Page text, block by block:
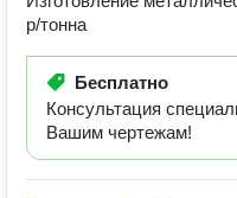
р/тонна
Бесплатно
Консультация
Вашим чертежам!